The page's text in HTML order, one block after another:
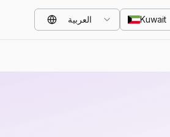
Kuwait العربية